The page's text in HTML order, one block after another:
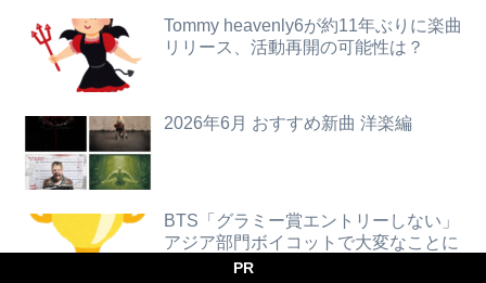
【狂気】米政府「黒人の梅毒患者399人を治療せず放置したらどうなるか見たろ！」→40年間続けてしまう
【朗報】むちむち女子バレー選手さん、脱いでしまう💕
「人間と獣人が共存する社会」を描いた深夜アニメに喫煙、違法薬物の連想シーンも…視聴者批判でBPO議論
【悲報】黒人、卑怯すぎて炎上するｗｗｗｗ
【画像】本田望結さん、我々を挑発するｗｗｗｗｗ
【動画】仙台育英の野球部女子マネ、あざといウィンクでお前らの心を鷲掴みｗｗｗｗｗ
Tommy heavenly6が約11年ぶりに楽曲
リリース、活動再開の可能性は？
2026年6月 おすすめ新曲 洋楽編
BTS「グラミー賞エントリーしない」
アジア部門ボイコットで大変なことに
PR